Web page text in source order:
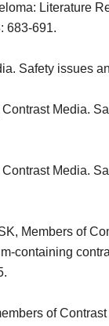
Literature
683-691.
Safety issues
Media.
Media.
Members of
containing
of